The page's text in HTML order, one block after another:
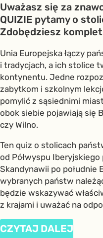
Uważasz się za
QUIZIE pytamy o
Zdobędziesz
Unia Europejska łączy
i tradycjach, a ich stolice
kontynentu. Jedne
zabytkom i szkolnym
pomylić z sąsiednimi
obok siebie pojawiają się
czy Wilno.
Ten quiz o stolicach
od Półwyspu Iberyjskiego
Skandynawii po południe
wybranych państw
będzie wskazywać
z krajami i uważać na
CZYTAJ DALEJ